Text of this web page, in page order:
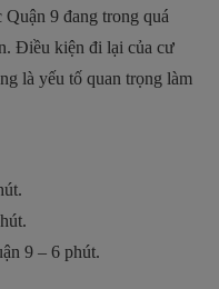
9 đang trong quá
Điều kiện đi lại của cư
là yếu tố quan trọng làm
9 – 6 phút.